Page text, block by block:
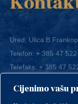
Cijenimo vašu
Ured: Ulica
Telefon:+ 385 47 522
Telefaks:+ 385 47
E-mail:grad-